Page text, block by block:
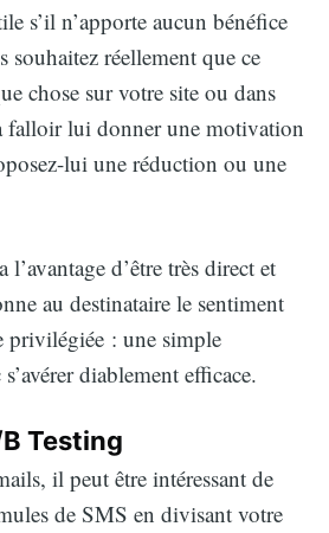
s’il n’apporte aucun bénéfice
souhaitez réellement que ce
chose sur votre site ou dans
lui donner une motivation
lui une réduction ou une
d’être très direct et
au destinataire le sentiment
privilégiée : une simple
diablement efficace.
Testing
il peut être intéressant de
de SMS en divisant votre